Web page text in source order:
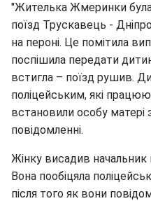
"Жителька Жмеринки
поїзд Трускавець -
на пероні. Це помітила
поспішила передати
встигла – поїзд рушив.
поліцейським, які
встановили особу матері
повідомленні.
Жінку висадив начальник
Вона пообіцяла
після того як вони